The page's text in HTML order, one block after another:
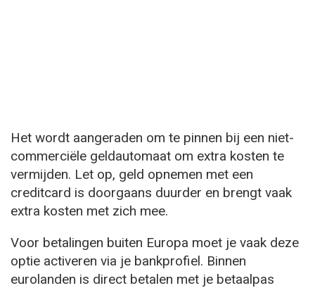
Het wordt aangeraden om te pinnen bij een niet-
commerciële geldautomaat om extra kosten te
vermijden. Let op, geld opnemen met een
creditcard is doorgaans duurder en brengt vaak
extra kosten met zich mee.
Voor betalingen buiten Europa moet je vaak deze
optie activeren via je bankprofiel. Binnen
eurolanden is direct betalen met je betaalpas